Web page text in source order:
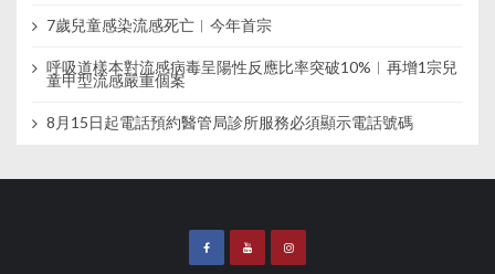
7歲兒童感染流感死亡︱今年首宗
呼吸道樣本對流感病毒呈陽性反應比率突破10%︱再增1宗兒
童甲型流感嚴重個案
8月15日起電話預約醫管局診所服務必須顯示電話號碼